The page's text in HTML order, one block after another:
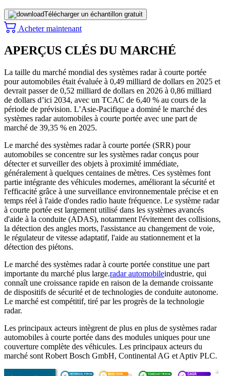
Télécharger un échantillon gratuit
Acheter maintenant
APERÇUS CLÉS DU MARCHÉ
La taille du marché mondial des systèmes radar à courte portée
pour automobiles était évaluée à 0,49 milliard de dollars en 2025 et
devrait passer de 0,52 milliard de dollars en 2026 à 0,86 milliard
de dollars d’ici 2034, avec un TCAC de 6,40 % au cours de la
période de prévision. L’Asie-Pacifique a dominé le marché des
systèmes radar automobiles à courte portée avec une part de
marché de 39,35 % en 2025.
Le marché des systèmes radar à courte portée (SRR) pour
automobiles se concentre sur les systèmes radar conçus pour
détecter et surveiller des objets à proximité immédiate,
généralement à quelques centaines de mètres. Ces systèmes font
partie intégrante des véhicules modernes, améliorant la sécurité et
l'efficacité grâce à une surveillance environnementale précise et en
temps réel à l'aide d'ondes radio haute fréquence. Le système radar
à courte portée est largement utilisé dans les systèmes avancés
d'aide à la conduite (ADAS), notamment l'évitement des collisions,
la détection des angles morts, l'assistance au changement de voie,
le régulateur de vitesse adaptatif, l'aide au stationnement et la
détection des piétons.
Le marché des systèmes radar à courte portée constitue une part
importante du marché plus large.radar automobileindustrie, qui
connaît une croissance rapide en raison de la demande croissante
de dispositifs de sécurité et de technologies de conduite autonome.
Le marché est compétitif, tiré par les progrès de la technologie
radar.
Les principaux acteurs intègrent de plus en plus de systèmes radar
automobiles à courte portée dans des modules uniques pour une
couverture complète des véhicules. Les principaux acteurs du
marché sont Robert Bosch GmbH, Continental AG et Aptiv PLC.